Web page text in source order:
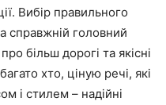
Вибір правильного
справжній головний
більш дорогі та якісні
хто, ціную речі, які
і стилем – надійні